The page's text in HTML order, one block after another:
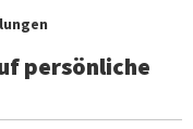
persönliche